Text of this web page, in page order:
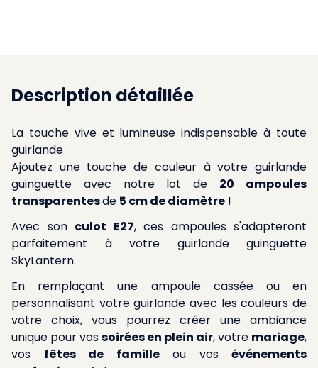
Description détaillée
La touche vive et lumineuse indispensable à toute
guirlande
Ajoutez une touche de couleur à votre guirlande
guinguette avec notre lot de 20 ampoules
transparentesde 5 cm de diamètre !
Avec son culot E27, ces ampoules s'adapteront
parfaitement à votre guirlande guinguette
SkyLantern.
En remplaçant une ampoule cassée ou en
personnalisant votre guirlande avec les couleurs de
votre choix, vous pourrez créer une ambiance
unique pour vossoirées en plein air, votre mariage,
vos fêtes de familleou vos événements